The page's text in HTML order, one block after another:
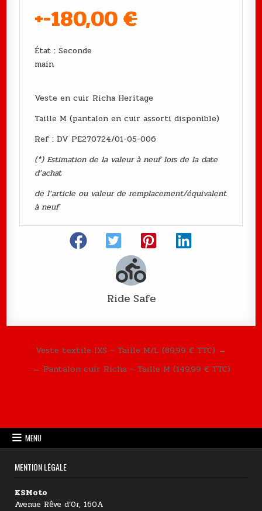
+-180,00€
État : Seconde
main
Veste en cuir Richa Heritage
Taille M (pantalon en cuir assorti disponible)
Ref : DV PE270724/01-05-006
(*) Estimation de la valeur à neuf lors de la date
d’achat
de l’article ou valeur de remplacement/équivalent
à neuf
Ride Safe
Navigation de l’article
Veste textile IXS – Taille M/L (89,99 € TTC) →
← Pantalon cuir Richa – Taille M (149,99 € TTC)
MENU
MENTION LÉGALE
KSMoto
Avenue Rêve d’Or, 160A